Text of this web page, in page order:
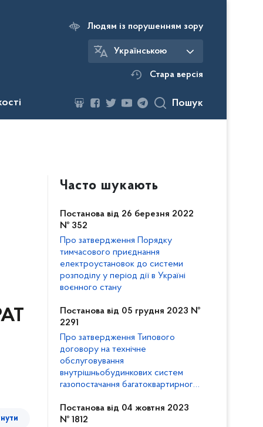
Людям із порушенням зору
Українською
Стара версія
Пошук
Часто шукають
Постанова від 26 березня 2022
№ 352
Про затвердження Порядку
тимчасового приєднання
електроустановок до системи
розподілу у період дії в Україні
воєнного стану
Постанова від 05 грудня 2023 №
2291
Про затвердження Типового
договору на технічне
обслуговування
внутрішньобудинкових систем
газопостачання багатоквартирного
Кодексу газорозподільних систем
Постанова від 04 жовтня 2023
№ 1812